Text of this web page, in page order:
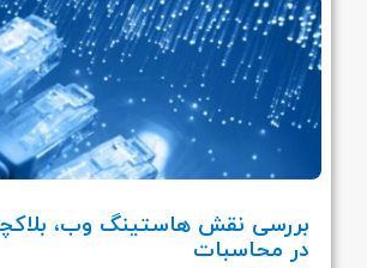
بررسی نقش هاستینگ وب،
در محاسبات